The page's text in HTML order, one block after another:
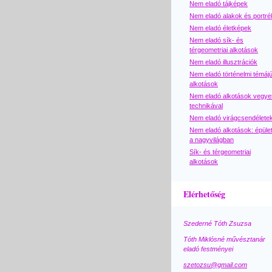
Nem eladó tájképek
Nem eladó alakok és
Nem eladó életképek
Nem eladó sík- és
térgeometriai alkotások
Nem eladó illusztrációk
Nem eladó történelmi témájú
alkotások
Nem eladó alkotások
technikával
Nem eladó virágcsendéletek
Nem eladó alkotások:
a nagyvilágban
Sík- és térgeometriai
alkotások
Elérhetőség
Szederné Tóth Zsuzsa
Tóth Miklósné művésztanár
eladó festményei
szetozsu@gmail.com